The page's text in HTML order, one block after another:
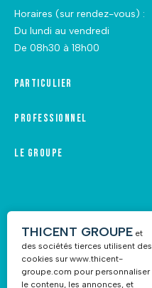
Horaires (sur rendez-vous) :
Du lundi au vendredi
De 08h30 à 18h00
Particulier
Professionnel
Le groupe
THICENT GROUPE et
des sociétés tierces utilisent des
cookies surwww.thicent-
groupe.com pour personnaliser
le contenu, les annonces, et